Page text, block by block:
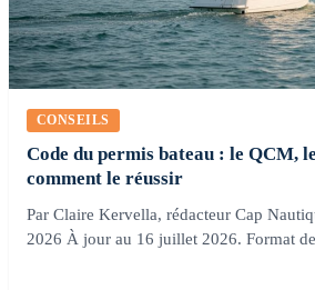
CONSEILS
Code du permis bateau : le QCM,
comment le réussir
Par Claire Kervella, rédacteur Cap
2026 À jour au 16 juillet 2026. Format